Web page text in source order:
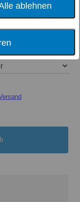
ablehnen